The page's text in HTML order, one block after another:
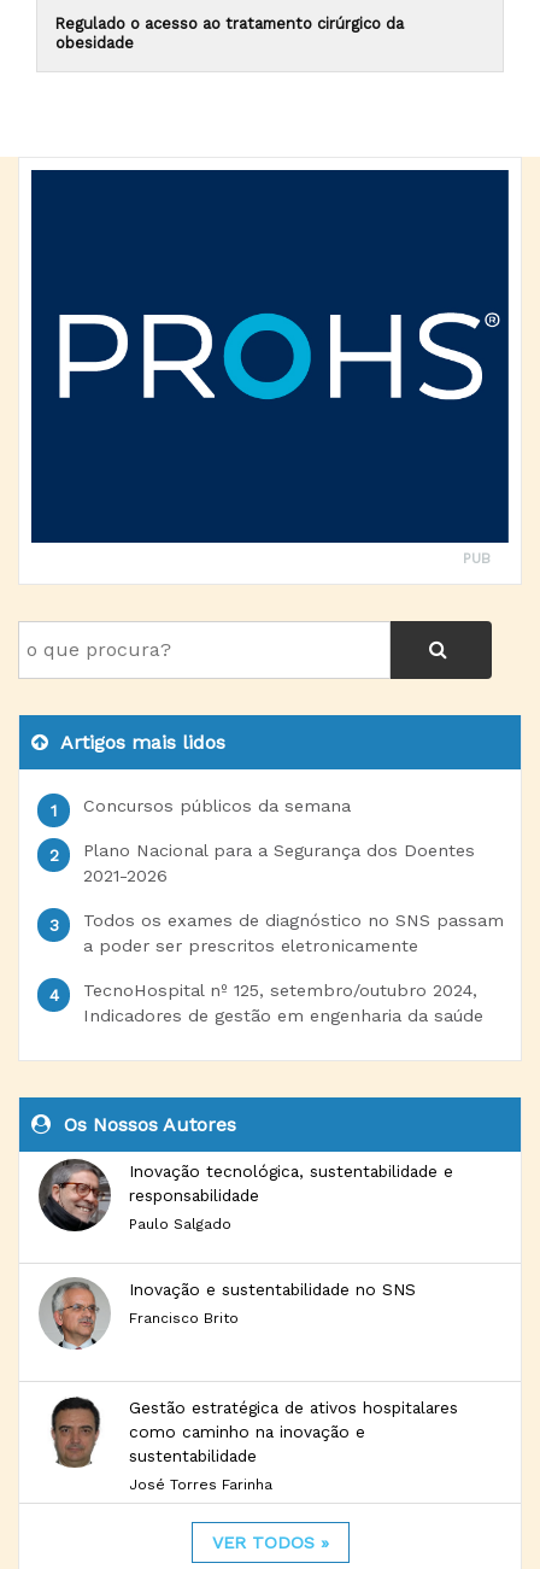
Regulado o acesso ao tratamento cirúrgico da
obesidade
PUB
Artigos mais lidos
Concursos públicos da semana
Plano Nacional para a Segurança dos Doentes
2021-2026
Todos os exames de diagnóstico no SNS passam
a poder ser prescritos eletronicamente
TecnoHospital nº 125, setembro/outubro 2024,
Indicadores de gestão em engenharia da saúde
Os Nossos Autores
Inovação tecnológica, sustentabilidade e
responsabilidade
Paulo Salgado
Inovação e sustentabilidade no SNS
Francisco Brito
Gestão estratégica de ativos hospitalares
como caminho na inovação e
sustentabilidade
José Torres Farinha
VER TODOS »